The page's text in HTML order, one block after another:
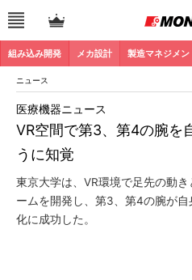
組み込み開発 メカ設計 製造マネジメン
ニュース
VR空間で第3、第4の腕を
うに知覚
医療機器ニュース
東京大学は、VR環境で足先の動
ームを開発し、第3、第4の腕が
化に成功した。